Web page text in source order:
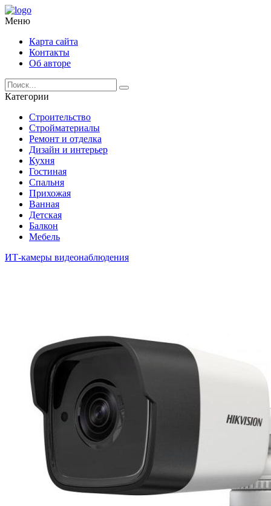
Меню
Карта сайта
Контакты
Об авторе
Категории
Строительство
Стройматериалы
Ремонт и отделка
Дизайн и интерьер
Кухня
Гостиная
Спальня
Прихожая
Ванная
Детская
Балкон
Мебель
ИТ-камеры видеонаблюдения